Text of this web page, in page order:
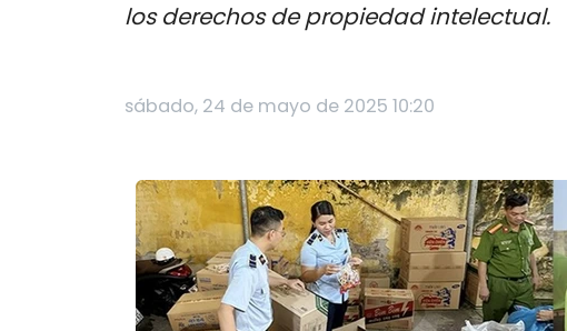
los derechos de propiedad intelectual.
sábado, 24 de mayo de 2025 10:20